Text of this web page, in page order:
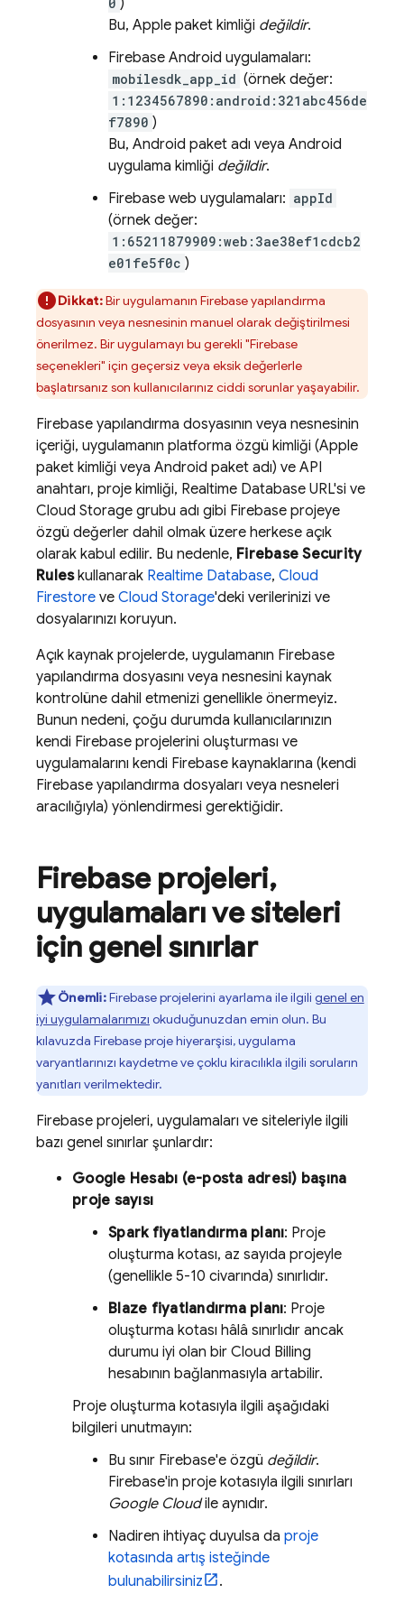
Bu, Apple paket kimliği değildir.
Firebase Android uygulamaları:
mobilesdk_app_id (örnek değer:
1:1234567890:android:321abc456de
f7890 )
Bu, Android paket adı veya Android
uygulama kimliği değildir.
Firebase web uygulamaları: appId
(örnek değer:
1:65211879909:web:3ae38ef1cdcb2
e01fe5f0c )
Dikkat:Bir uygulamanın Firebase yapılandırma
dosyasının veya nesnesinin manuel olarak değiştirilmesi
önerilmez. Bir uygulamayı bu gerekli "Firebase
seçenekleri" için geçersiz veya eksik değerlerle
başlatırsanız son kullanıcılarınız ciddi sorunlar yaşayabilir.
Firebase yapılandırma dosyasının veya nesnesinin
içeriği, uygulamanın platforma özgü kimliği (Apple
paket kimliği veya Android paket adı) ve API
anahtarı, proje kimliği, Realtime Database URL'si ve
Cloud Storage grubu adı gibi Firebase projeye
özgü değerler dahil olmak üzere herkese açık
olarak kabul edilir. Bu nedenle, Firebase Security
Ruleskullanarak Realtime Database,Cloud
Firestore ve Cloud Storage'deki verilerinizi ve
dosyalarınızı koruyun.
Açık kaynak projelerde, uygulamanın Firebase
yapılandırma dosyasını veya nesnesini kaynak
kontrolüne dahil etmenizi genellikle önermeyiz.
Bunun nedeni, çoğu durumda kullanıcılarınızın
kendi Firebase projelerini oluşturması ve
uygulamalarını kendi Firebase kaynaklarına (kendi
Firebase yapılandırma dosyaları veya nesneleri
aracılığıyla) yönlendirmesi gerektiğidir.
Firebase projeleri,
uygulamaları ve siteleri
için genel sınırlar
Önemli:Firebase projelerini ayarlama ile ilgili genel en
iyi uygulamalarımızı okuduğunuzdan emin olun. Bu
kılavuzda Firebase proje hiyerarşisi, uygulama
varyantlarınızı kaydetme ve çoklu kiracılıkla ilgili soruların
yanıtları verilmektedir.
Firebase projeleri, uygulamaları ve siteleriyle ilgili
bazı genel sınırlar şunlardır:
Google Hesabı (e-posta adresi) başına
proje sayısı
Spark fiyatlandırma planı: Proje
oluşturma kotası, az sayıda projeyle
(genellikle 5-10 civarında) sınırlıdır.
Blaze fiyatlandırma planı: Proje
oluşturma kotası hâlâ sınırlıdır ancak
durumu iyi olan bir Cloud Billing
hesabının bağlanmasıyla artabilir.
Proje oluşturma kotasıyla ilgili aşağıdaki
bilgileri unutmayın:
Bu sınır Firebase'e özgü değildir.
Firebase'in proje kotasıyla ilgili sınırları
Google Cloudile aynıdır.
Nadiren ihtiyaç duyulsa da proje
kotasında artış isteğinde
bulunabilirsiniz
.